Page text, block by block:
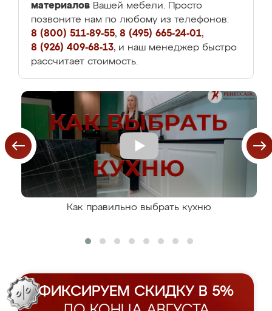
материалов Вашей мебели. Просто
позвоните нам по любому из телефонов:
8 (800) 511-89-55, 8 (495) 665-24-01,
8 (926) 409-68-13, и наш менеджер быстро
рассчитает стоимость.
Как правильно выбрать кухню
ФИКСИРУЕМ СКИДКУ В 5%